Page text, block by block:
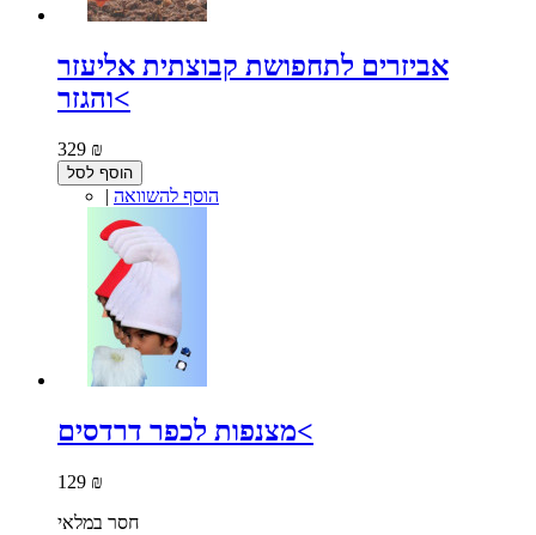
אביזרים לתחפושת קבוצתית אליעזר
והגזר<
329 ₪
הוסף לסל
| הוסף להשוואה
מצנפות לכפר דרדסים<
129 ₪
חסר במלאי